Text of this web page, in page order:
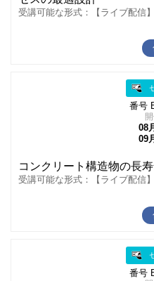
受講可能な形式：【ライブ配信
番号
08
09
コンクリート構造物の長
受講可能な形式：【ライブ配信
番号